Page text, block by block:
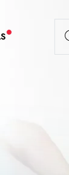
NOUVEAUX